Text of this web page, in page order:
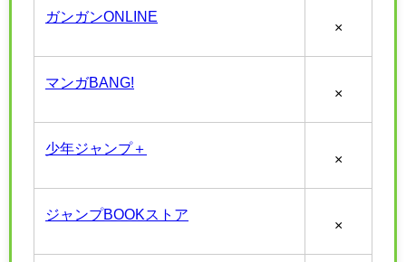
ガンガンONLINE
×
マンガBANG!
×
少年ジャンプ＋
×
ジャンプBOOKストア
×